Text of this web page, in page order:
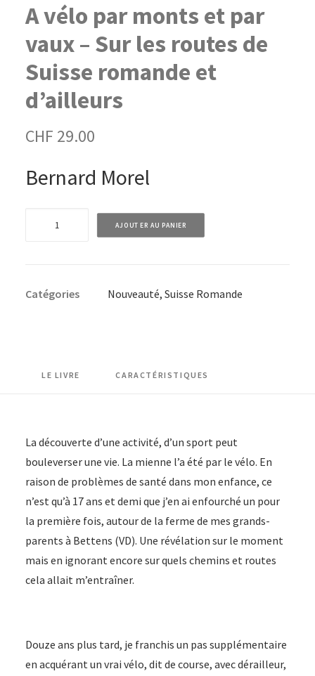
A vélo par monts et par
vaux – Sur les routes de
Suisse romande et
d’ailleurs
CHF 29.00
Bernard Morel
par
vaux
romande
AJOUTER AU PANIER
Catégories Nouveauté, Suisse Romande
LE LIVRE CARACTÉRISTIQUES
La découverte d’une activité, d’un sport peut
bouleverser une vie. La mienne l’a été par le vélo. En
raison de problèmes de santé dans mon enfance, ce
n’est qu’à 17 ans et demi que j’en ai enfourché un pour
la première fois, autour de la ferme de mes grands-
parents à Bettens (VD). Une révélation sur le moment
mais en ignorant encore sur quels chemins et routes
cela allait m’entraîner.
Douze ans plus tard, je franchis un pas supplémentaire
en acquérant un vrai vélo, dit de course, avec dérailleur,